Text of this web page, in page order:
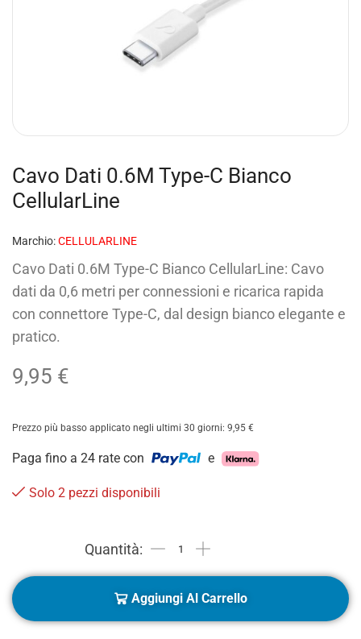
Cavo Dati 0.6M Type-C Bianco
CellularLine
Marchio:CELLULARLINE
Cavo Dati 0.6M Type-C Bianco CellularLine: Cavo
dati da 0,6 metri per connessioni e ricarica rapida
con connettore Type-C, dal design bianco elegante e
pratico.
9,95 €
Prezzo più basso applicato negli ultimi 30 giorni: 9,95 €
Paga fino a 24 rate con e
Solo 2 pezzi disponibili
Aggiungi Al Carrello